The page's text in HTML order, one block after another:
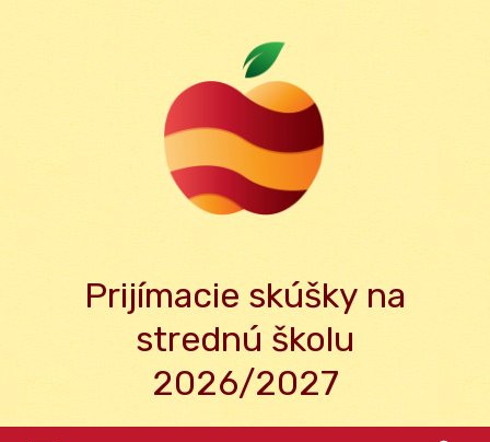
Prijímacie skúšky na
strednú školu
2026/2027